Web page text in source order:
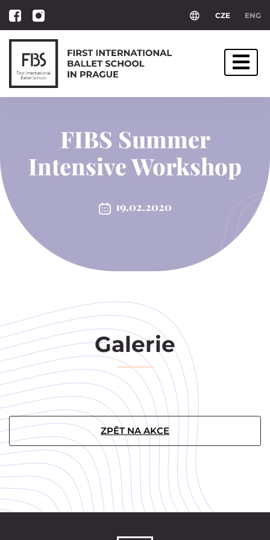
CZE ENG
FIBS Summer
Intensive Workshop
19.02.2020
Galerie
ZPĚT NA AKCE